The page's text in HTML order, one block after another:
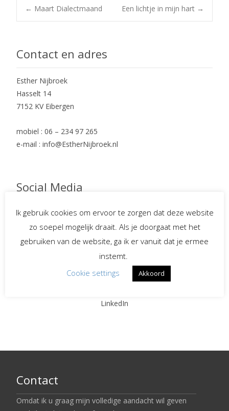
Post
navigation
← Maart Dialectmaand Een lichtje in mijn hart →
Contact en adres
Esther Nijbroek
Hasselt 14
7152 KV Eibergen
mobiel : 06 – 234 97 265
e-mail : info@EstherNijbroek.nl
Social Media
Spreekster bij uitvaarten
Begeleiding bij
verlies en rouw
LinkedIn
Contact
Omdat ik u graag mijn volledige aandacht wil geven
Ik gebruik cookies om ervoor te zorgen dat deze website
zo soepel mogelijk draait. Als je doorgaat met het
gebruiken van de website, ga ik er vanuit dat je ermee
instemt.
Cookie settings
Akkoord